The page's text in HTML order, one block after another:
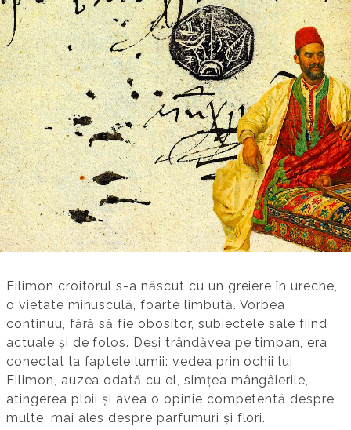
Filimon croitorul s-a născut cu un greiere în ureche,
o vietate minusculă, foarte limbută. Vorbea
continuu, fără să fie obositor, subiectele sale fiind
actuale și de folos. Deși trândăvea pe timpan, era
conectat la faptele lumii: vedea prin ochii lui
Filimon, auzea odată cu el, simțea mângâierile,
atingerea ploii și avea o opinie competentă despre
multe, mai ales despre parfumuri și flori.